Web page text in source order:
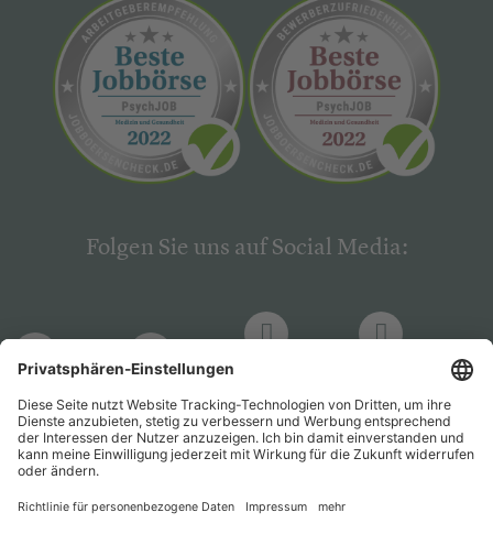
Folgen Sie uns auf Social Media:
PsychJOB PsychJOB
Hogrefe
Verlag
Hogrefe
Verlag